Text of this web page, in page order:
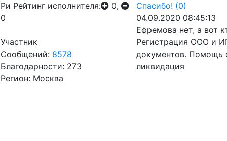
Ри Рейтинг исполнителя:
0,
0
Участник
Сообщений: 8578
Благодарности: 273
Регион: Москва
Спасибо! (0)
04.09.2020 08:45:13
Ефремова нет, а вот
Регистрация ООО и
документов. Помощь
ликвидация